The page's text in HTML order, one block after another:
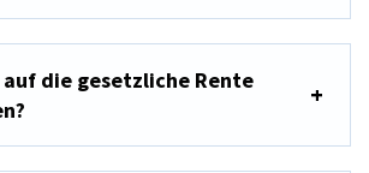
auf die gesetzliche Rente